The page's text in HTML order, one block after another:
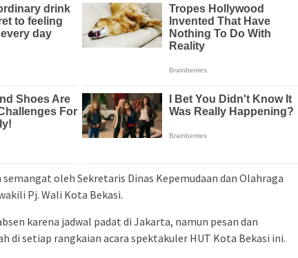
oleh Sekretaris Dinas Kepemudaan dan Olahraga
Pj. Wali Kota Bekasi.
karena jadwal padat di Jakarta, namun pesan dan
di setiap rangkaian acara spektakuler HUT Kota Bekasi ini.